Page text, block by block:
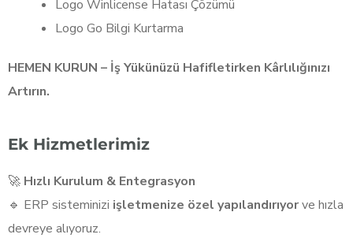
Logo Winlicense Hatası Çözümü
Logo Go Bilgi Kurtarma
HEMEN KURUN – İş Yükünüzü Hafifletirken Kârlılığınızı
Artırın.
Ek Hizmetlerimiz
🚀 Hızlı Kurulum & Entegrasyon
🔹 ERP sisteminizi işletmenize özel yapılandırıyorve hızla
devreye alıyoruz.